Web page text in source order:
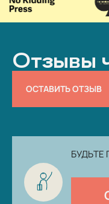
Отзывы
ОСТАВИТЬ ОТЗЫВ
БУДЬТЕ